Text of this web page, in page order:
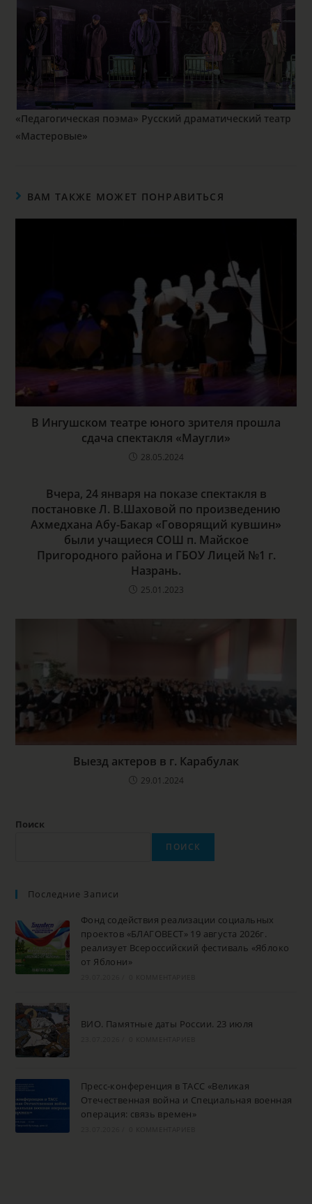
«Педагогическая поэма» Русский драматический театр
«Мастеровые»
ВАМ ТАКЖЕ МОЖЕТ ПОНРАВИТЬСЯ
В Ингушском театре юного зрителя прошла
сдача спектакля «Маугли»
28.05.2024
Вчера, 24 января на показе спектакля в
постановке Л. В.Шаховой по произведению
Ахмедхана Абу-Бакар «Говорящий кувшин»
были учащиеся СОШ п. Майское
Пригородного района и ГБОУ Лицей №1 г.
Назрань.
25.01.2023
Выезд актеров в г. Карабулак
29.01.2024
Поиск
ПОИСК
Последние Записи
Фонд содействия реализации социальных
проектов «БЛАГОВЕСТ» 19 августа 2026г.
реализует Всероссийский фестиваль «Яблоко
от Яблони»
ВИО. Памятные даты России. 23 июля
Пресс-конференция в ТАСС «Великая
Отечественная война и Специальная военная
операция: связь времен»